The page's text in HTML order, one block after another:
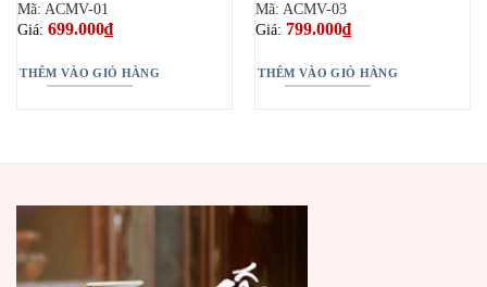
Mã: ACMV-01
Giá: 699.000₫
THÊM VÀO GIỎ HÀNG
Mã: ACMV-03
Giá: 799.000₫
THÊM VÀO GIỎ HÀNG